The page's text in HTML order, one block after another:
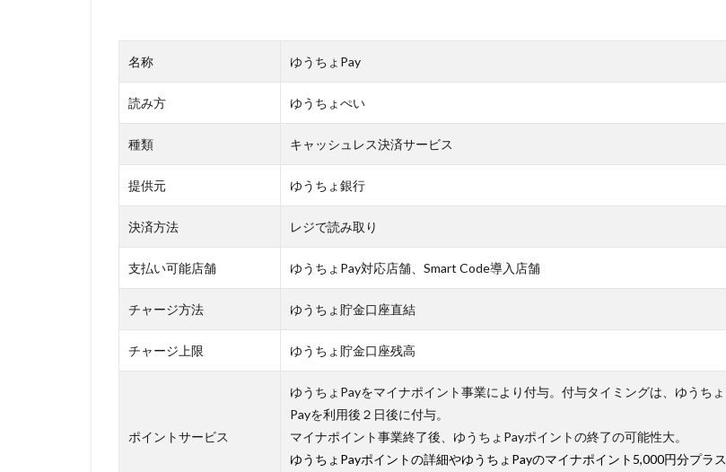
名称 ゆうちょPay
読み方 ゆうちょぺい
種類 キャッシュレス決済サービス
提供元 ゆうちょ銀行
決済方法 レジで読み取り
支払い可能店舗 ゆうちょPay対応店舗、Smart Code導入店舗
チャージ方法 ゆうちょ貯金口座直結
チャージ上限 ゆうちょ貯金口座残高
ポイントサービス
ゆうちょPayをマイナポイント事業により付与。付与タイミングは、ゆうちょ
Payを利用後２日後に付与。
マイナポイント事業終了後、ゆうちょPayポイントの終了の可能性大。
ゆうちょPayポイントの詳細やゆうちょPayのマイナポイント5,000円分プラス